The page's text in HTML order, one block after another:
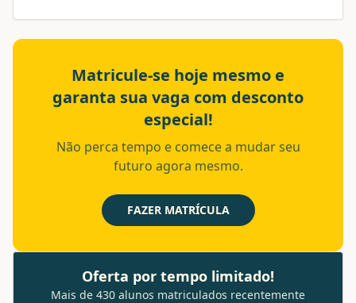
Matricule-se hoje mesmo e
garanta sua vaga com desconto
especial!
Não perca tempo e comece a mudar seu
futuro agora mesmo.
FAZER MATRÍCULA
Oferta por tempo limitado!
Mais de 430 alunos matriculados recentemente